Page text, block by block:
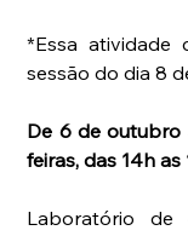
*Essa
sessão do dia 8
De 6 de outubro
feiras, das 14h
Laboratório de